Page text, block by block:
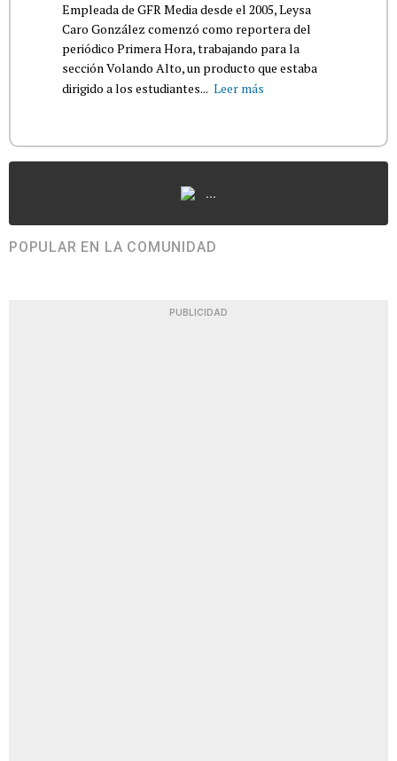
Empleada de GFR Media desde el 2005, Leysa
Caro González comenzó como reportera del
periódico Primera Hora, trabajando para la
sección Volando Alto, un producto que estaba
dirigido a los estudiantes... Leer más
...
POPULAR EN LA COMUNIDAD
PUBLICIDAD